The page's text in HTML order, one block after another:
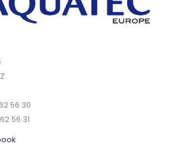
56 30
56 31